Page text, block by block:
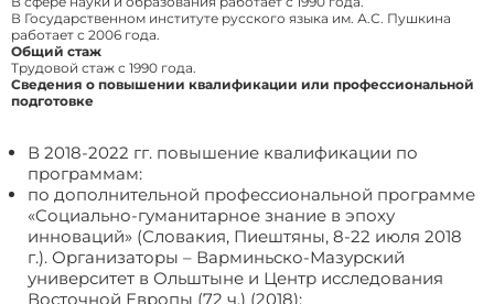
В Государственном институте русского языка им. А.С. Пушкина
работает с 2006 года.
Общий стаж
Трудовой стаж с 1990 года.
Сведения о повышении квалификации или профессиональной
подготовке
В 2018-2022 гг. повышение квалификации по
программам:
по дополнительной профессиональной программе
«Cоциально-гуманитарное знание в эпоху
инноваций» (Словакия, Пиештяны, 8-22 июля 2018
г.). Организаторы – Варминьско-Мазурский
университет в Ольштыне и Центр исследования
Восточной Европы (72 ч.) (2018);